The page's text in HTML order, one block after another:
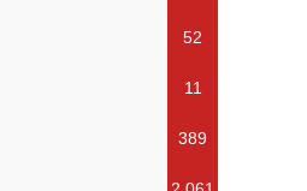
52
11
389